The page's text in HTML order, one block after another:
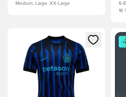
Medium, Large, XX-Large
6-8
16
Otvorí modál na prihlásenie
-